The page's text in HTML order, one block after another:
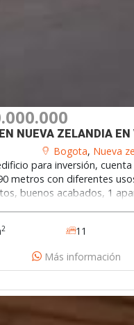
NUEVA ZELANDIA EN
Bogota, Nueva
para inversión, cuenta
metros con diferentes
buenos acabados, 1
homecenter y
2 11
Más información